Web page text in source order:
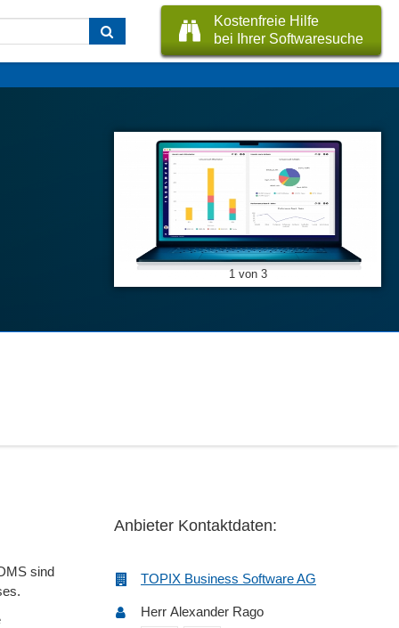
Kostenfreie Hilfe
bei Ihrer Softwaresuche
1 von 3
sind
Anbieter Kontaktdaten:
TOPIX Business Software AG
Herr Alexander Rago